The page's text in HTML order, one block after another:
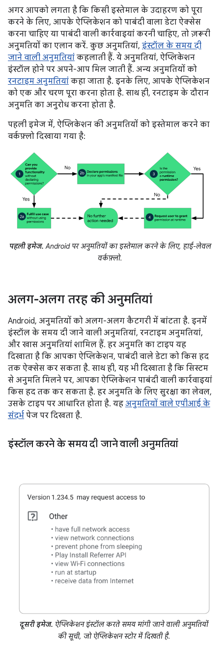
अगर आपको लगता है कि किसी इस्तेमाल के उदाहरण को पूरा
करने के लिए, आपके ऐप्लिकेशन को पाबंदी वाला डेटा ऐक्सेस
करना चाहिए या पाबंदी वाली कार्रवाइयां करनी चाहिए, तो ज़रूरी
अनुमतियों का एलान करें. कुछ अनुमतियां, इंस्टॉल के समय दी
जाने वाली अनुमतियां कहलाती हैं. ये अनुमतियां, ऐप्लिकेशन
इंस्टॉल होने पर अपने-आप मिल जाती हैं. अन्य अनुमतियों को
रनटाइम अनुमतियां कहा जाता है. इनके लिए, आपके ऐप्लिकेशन
को एक और चरण पूरा करना होता है. साथ ही, रनटाइम के दौरान
अनुमति का अनुरोध करना होता है.
पहली इमेज में, ऐप्लिकेशन की अनुमतियों को इस्तेमाल करने का
वर्कफ़्लो दिखाया गया है:
पहली इमेज. Android पर अनुमतियों का इस्तेमाल करने के लिए, हाई-लेवल
वर्कफ़्लो.
अलग-अलग तरह की अनुमतियां
Android, अनुमतियों को अलग-अलग कैटगरी में बांटता है. इनमें
इंस्टॉल के समय दी जाने वाली अनुमतियां, रनटाइम अनुमतियां,
और खास अनुमतियां शामिल हैं. हर अनुमति का टाइप यह
दिखाता है कि आपका ऐप्लिकेशन, पाबंदी वाले डेटा को किस हद
तक ऐक्सेस कर सकता है. साथ ही, यह भी दिखाता है कि सिस्टम
से अनुमति मिलने पर, आपका ऐप्लिकेशन पाबंदी वाली कार्रवाइयां
किस हद तक कर सकता है. हर अनुमति के लिए सुरक्षा का लेवल,
उसके टाइप पर आधारित होता है. यह अनुमतियों वाले एपीआई के
संदर्भ पेज पर दिखता है.
इंस्टॉल करने के समय दी जाने वाली अनुमतियां
दूसरी इमेज. ऐप्लिकेशन इंस्टॉल करते समय मांगी जाने वाली अनुमतियों
की सूची, जो ऐप्लिकेशन स्टोर में दिखती है.